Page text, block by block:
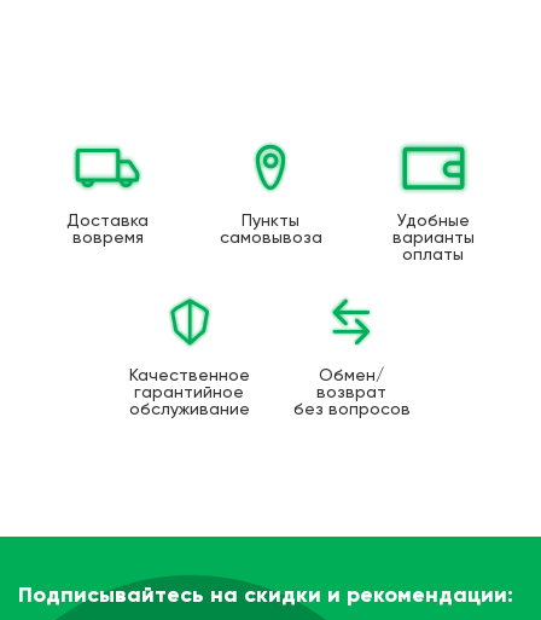
Доставка
вовремя
Пункты
самовывоза
Удобные
варианты
оплаты
Качественное
гарантийное
обслуживание
Обмен/
возврат
без вопросов
Подписывайтесь на скидки и рекомендации: